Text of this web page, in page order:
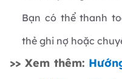
Bạn có thể thanh
thẻ ghi nợ hoặc
>> Xem thêm: